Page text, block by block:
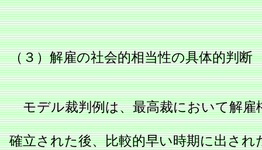
（３）解雇の社会的相当性の具体的判断
モデル裁判例は、最高裁において解雇
確立された後、比較的早い時期に出され